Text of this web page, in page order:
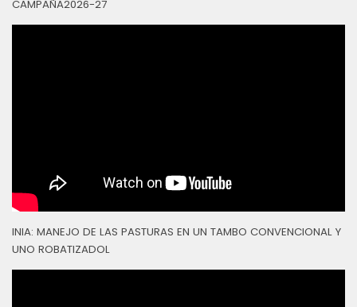
CAMPAÑA2026-27
INIA: MANEJO DE LAS PASTURAS EN UN TAMBO CONVENCIONAL Y
UNO ROBATIZADOL